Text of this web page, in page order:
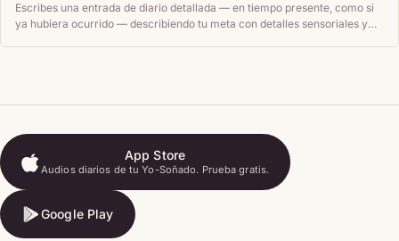
Escribes una entrada de diario detallada — en tiempo presente, como si
ya hubiera ocurrido — describiendo tu meta con detalles sensoriales y
App Store
Audios diarios de tu Yo-Soñado. Prueba gratis.
App Store
Google Play
Google Play